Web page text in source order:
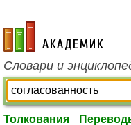
academic.ru
Словари и
Толкования